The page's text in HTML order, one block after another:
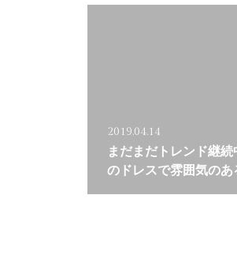
2019.04.14
まだまだトレンド継
のドレスで雰囲気のあ